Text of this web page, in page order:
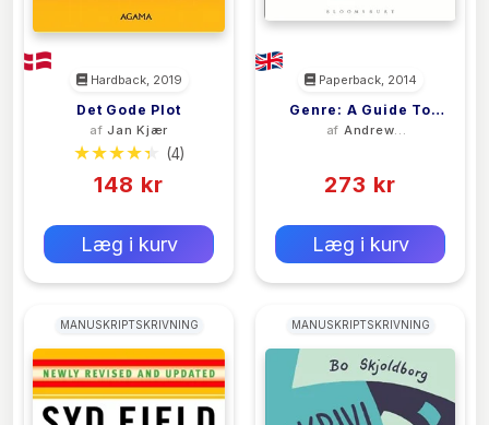
Hardback, 2019
Det Gode Plot
afJan Kjær
(4)
148 kr
Læg i kurv
Paperback, 2014
Genre: A Guide To
Writing For Stage And
af Andrew
273 kr
Læg i kurv
MANUSKRIPTSKRIVNING MANUSKRIPTSKRIVNING